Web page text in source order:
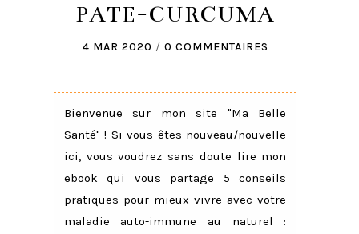
PATE-CURCUMA
4 MAR 2020 / 0 COMMENTAIRES
Bienvenue sur mon site "Ma Belle
Santé" ! Si vous êtes nouveau/nouvelle
ici, vous voudrez sans doute lire mon
ebook qui vous partage 5 conseils
pratiques pour mieux vivre avec votre
maladie auto-immune au naturel :